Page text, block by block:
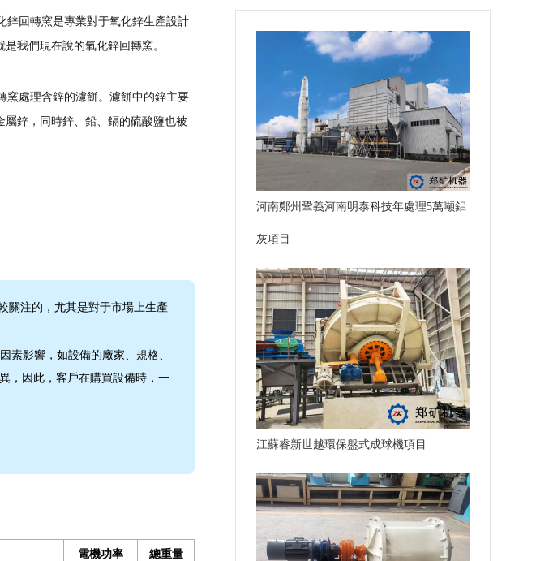
回轉窯是專業對于氧化鋅生產設計
我們現在說的氧化鋅回轉窯。
處理含鋅的濾餅。濾餅中的鋅主要
鋅，同時鋅、鉛、鎘的硫酸鹽也被
關注的，尤其是對于市場上生產
素影響，如設備的廠家、規格、
，因此，客戶在購買設備時，一
電機功率 總重量
河南鄭州鞏義河南明泰科技年處理5萬噸鋁
灰項目
江蘇睿新世越環保盤式成球機項目